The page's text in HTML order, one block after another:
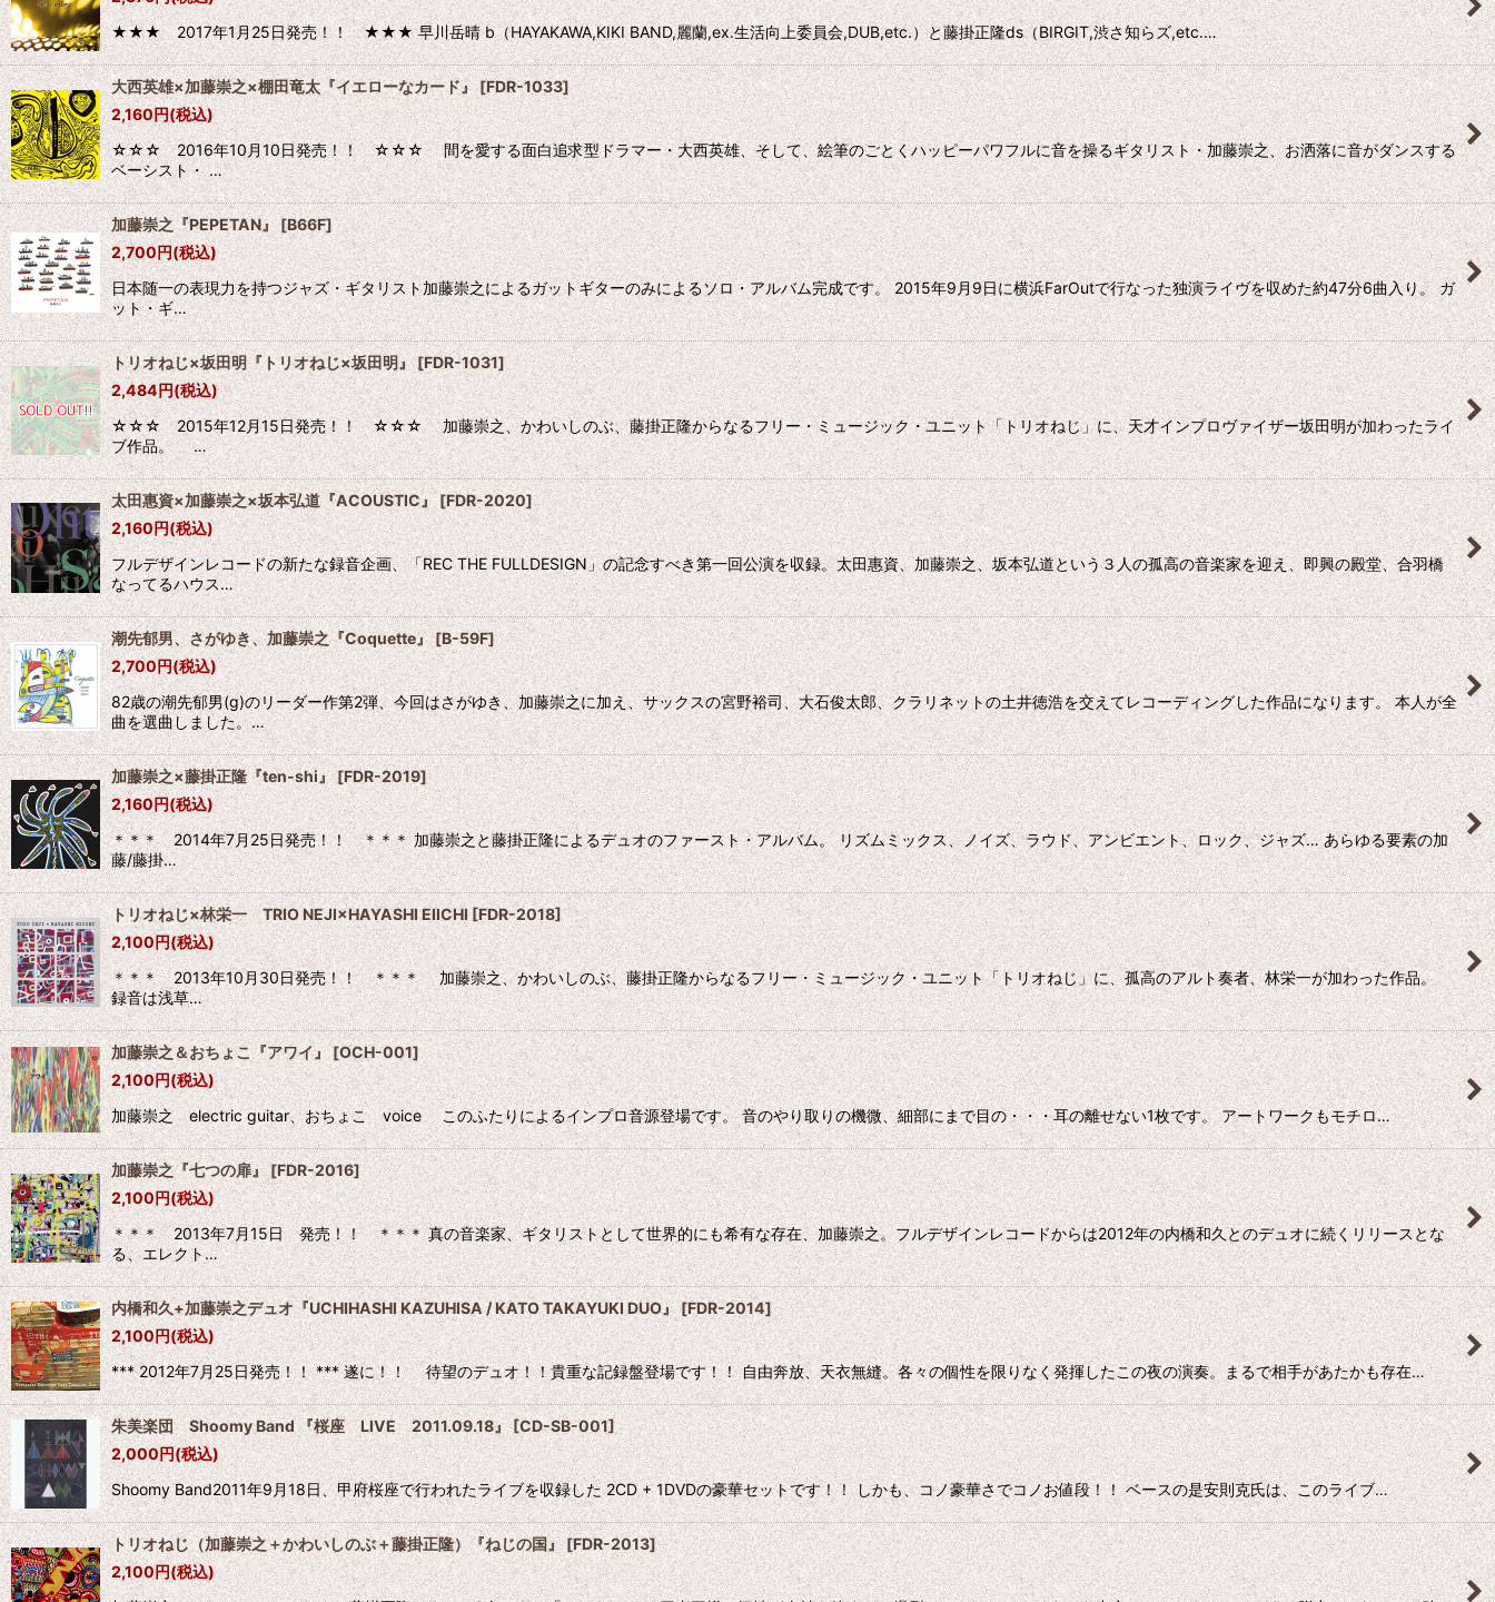
★★★ 2017年1月25日発売！！ ★★★ 早川岳晴 b（HAYAKAWA,KIKI BAND,麗蘭,ex.生活向上委員会,DUB,etc.）と藤掛正隆ds（BIRGIT,渋さ知らズ,etc.…
大西英雄×加藤崇之×棚田竜太『イエローなカード』 [FDR-1033]
2,160円(税込)
☆☆☆ 2016年10月10日発売！！ ☆☆☆ 間を愛する面白追求型ドラマー・大西英雄、そして、絵筆のごとくハッピーパワフルに音を操るギタリスト・加藤崇之、お洒落に音がダンスする
ベーシスト・ …
加藤崇之『PEPETAN』[B66F]
2,700円(税込)
日本随一の表現力を持つジャズ・ギタリスト加藤崇之によるガットギターのみによるソロ・アルバム完成です。 2015年9月9日に横浜FarOutで行なった独演ライヴを収めた約47分6曲入り。 ガ
ット・ギ…
トリオねじ×坂田明『トリオねじ×坂田明』[FDR-1031]
2,484円(税込)
☆☆☆ 2015年12月15日発売！！ ☆☆☆ 加藤崇之、かわいしのぶ、藤掛正隆からなるフリー・ミュージック・ユニット「トリオねじ」に、天才インプロヴァイザー坂田明が加わったライ
ブ作品。 …
太田惠資×加藤崇之×坂本弘道『ACOUSTIC』[FDR-2020]
2,160円(税込)
フルデザインレコードの新たな録音企画、「REC THE FULLDESIGN」の記念すべき第一回公演を収録。太田惠資、加藤崇之、坂本弘道という３人の孤高の音楽家を迎え、即興の殿堂、合羽橋
なってるハウス…
潮先郁男、さがゆき、加藤崇之『Coquette』[B-59F]
2,700円(税込)
82歳の潮先郁男(g)のリーダー作第2弾、今回はさがゆき、加藤崇之に加え、サックスの宮野裕司、大石俊太郎、クラリネットの土井徳浩を交えてレコーディングした作品になります。 本人が全
曲を選曲しました。…
加藤崇之×藤掛正隆『ten-shi』[FDR-2019]
2,160円(税込)
＊＊＊ 2014年7月25日発売！！ ＊＊＊ 加藤崇之と藤掛正隆によるデュオのファースト・アルバム。 リズムミックス、ノイズ、ラウド、アンビエント、ロック、ジャズ… あらゆる要素の加
藤/藤掛…
トリオねじ×林栄一 TRIO NEJI×HAYASHI EIICHI [FDR-2018]
2,100円(税込)
＊＊＊ 2013年10月30日発売！！ ＊＊＊ 加藤崇之、かわいしのぶ、藤掛正隆からなるフリー・ミュージック・ユニット「トリオねじ」に、孤高のアルト奏者、林栄一が加わった作品。
録音は浅草…
加藤崇之＆おちょこ『アワイ』 [OCH-001]
2,100円(税込)
加藤崇之 electric guitar、おちょこ voice このふたりによるインプロ音源登場です。 音のやり取りの機微、細部にまで目の・・・耳の離せない1枚です。 アートワークもモチロ…
加藤崇之『七つの扉』[FDR-2016]
2,100円(税込)
＊＊＊ 2013年7月15日 発売！！ ＊＊＊ 真の音楽家、ギタリストとして世界的にも希有な存在、加藤崇之。フルデザインレコードからは2012年の内橋和久とのデュオに続くリリースとな
る、エレクト…
内橋和久+加藤崇之デュオ『UCHIHASHI KAZUHISA / KATO TAKAYUKI DUO』 [FDR-2014]
2,100円(税込)
*** 2012年7月25日発売！！ *** 遂に！！ 待望のデュオ！！貴重な記録盤登場です！！ 自由奔放、天衣無縫。各々の個性を限りなく発揮したこの夜の演奏。まるで相手があたかも存在…
朱美楽団 Shoomy Band 『桜座 LIVE 2011.09.18』 [CD-SB-001]
2,000円(税込)
Shoomy Band2011年9月18日、甲府桜座で行われたライブを収録した 2CD + 1DVDの豪華セットです！！ しかも、コノ豪華さでコノお値段！！ ベースの是安則克氏は、このライブ…
トリオねじ（加藤崇之＋かわいしのぶ＋藤掛正隆）『ねじの国』 [FDR-2013]
2,100円(税込)